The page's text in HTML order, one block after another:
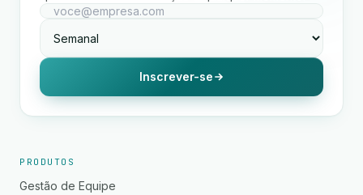
Inscrever-se
PRODUTOS
Gestão de Equipe